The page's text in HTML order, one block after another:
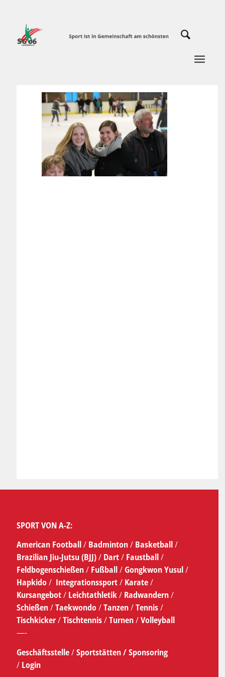
SPORT VON A-Z:
American Football/ Badminton/ Basketball/
Brazilian Jiu-Jutsu (BJJ)/ Dart/ Faustball/
Feldbogenschießen/ Fußball/Gongkwon Yusul/
Hapkido/ Integrationssport/ Karate/
Kursangebot/Leichtathletik/ Radwandern/
Schießen/Taekwondo/Tanzen/Tennis/
Tischkicker/Tischtennis/Turnen/Volleyball
—-
Geschäftsstelle/Sportstätten /Sponsoring
/ Login